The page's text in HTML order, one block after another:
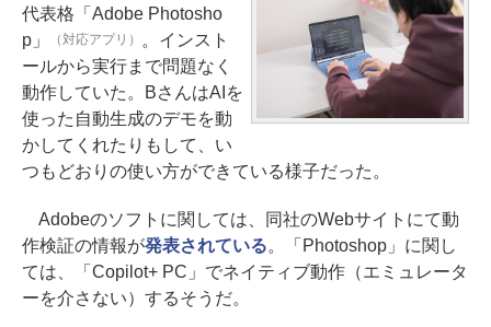
代表格「Adobe Photosho
p」
（対応アプリ）
。インスト
ールから実行まで問題なく
動作していた。BさんはAIを
使った自動生成のデモを動
かしてくれたりもして、い
つもどおりの使い方ができている様子だった。
Adobeのソフトに関しては、同社のWebサイトにて動
作検証の情報が発表されている。「Photoshop」に関し
ては、「Copilot+ PC」でネイティブ動作（エミュレータ
ーを介さない）するそうだ。